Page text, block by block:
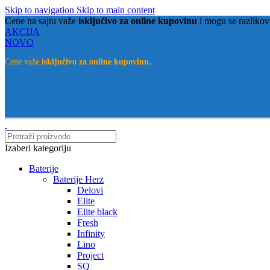
Skip to navigation Skip to main content
Cene na sajtu važe isključivo za online kupovinu i mogu se
AKCIJA
NOVO
Cene važe isključivo za online kupovinu.
Izaberi kategoriju
Baterije
Baterije Herz
Delovi
Elite
Elite black
Fresh
Infinity
Lino
Project
SQ